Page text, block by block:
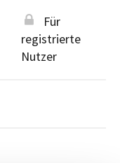
Für
registrierte
Nutzer